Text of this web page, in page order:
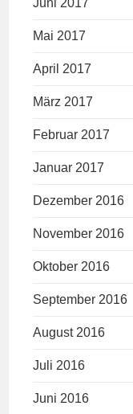
Mai 2017
April 2017
März 2017
Februar 2017
Januar 2017
Dezember 2016
November 2016
Oktober 2016
September 2016
August 2016
Juli 2016
Juni 2016